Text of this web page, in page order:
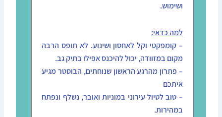
ושימוש.
למה כדאי:
– קומפקטי וקל לאחסון ושינוע. לא תופס הרבה
מקום במזוודה, יכול להיכנס אפילו בתיק גב.
– פתרון מהרגע הראשון שנוחתים, הבוסטר מגיע
איתכם
– טוב לטיול עירוני במוניות ואובר, נשלף ונפתח
במהירות.